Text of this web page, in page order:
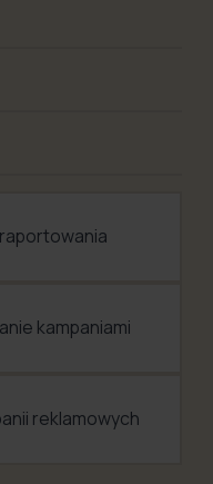
kampaniami
reklamowych